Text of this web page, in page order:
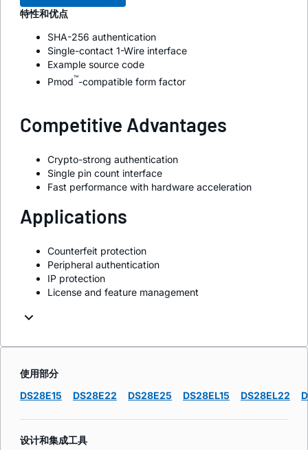
特性和优点
SHA-256 authentication
Single-contact 1-Wire interface
Example source code
Pmod™-compatible form factor
Competitive Advantages
Crypto-strong authentication
Single pin count interface
Fast performance with hardware acceleration
Applications
Counterfeit protection
Peripheral authentication
IP protection
License and feature management
使用部分
DS28E15
DS28E22 DS28E25 DS28EL15 DS28EL22
设计和集成工具